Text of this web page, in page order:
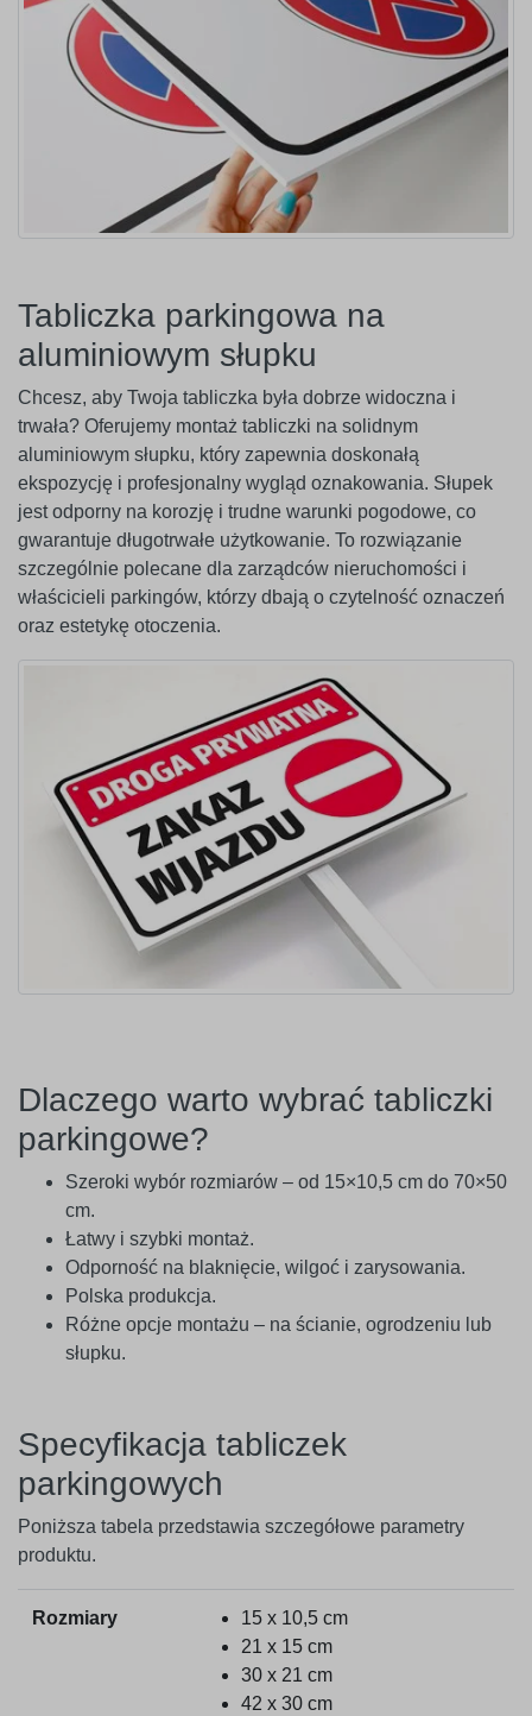
Tabliczka parkingowa na
aluminiowym słupku
Chcesz, aby Twoja tabliczka była dobrze widoczna i
trwała? Oferujemy montaż tabliczki na solidnym
aluminiowym słupku, który zapewnia doskonałą
ekspozycję i profesjonalny wygląd oznakowania. Słupek
jest odporny na korozję i trudne warunki pogodowe, co
gwarantuje długotrwałe użytkowanie. To rozwiązanie
szczególnie polecane dla zarządców nieruchomości i
właścicieli parkingów, którzy dbają o czytelność oznaczeń
oraz estetykę otoczenia.
Dlaczego warto wybrać tabliczki
parkingowe?
Szeroki wybór rozmiarów – od 15×10,5 cm do 70×50
cm.
Łatwy i szybki montaż.
Odporność na blaknięcie, wilgoć i zarysowania.
Polska produkcja.
Różne opcje montażu – na ścianie, ogrodzeniu lub
słupku.
Specyfikacja tabliczek
parkingowych
Poniższa tabela przedstawia szczegółowe parametry
produktu.
Rozmiary
15 x 10,5 cm
21 x 15 cm
30 x 21 cm
42 x 30 cm